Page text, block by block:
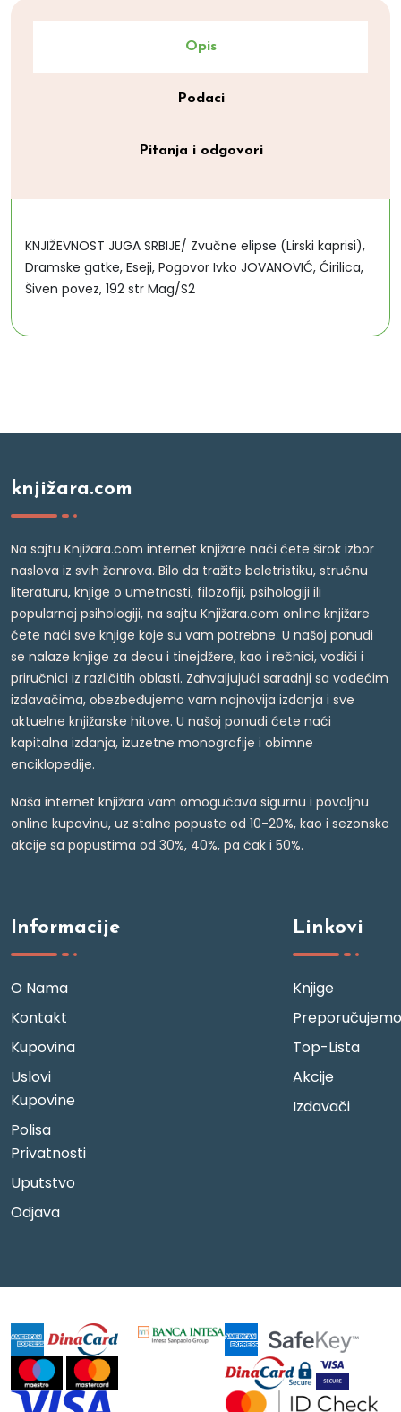
Opis
Podaci
Pitanja i odgovori
KNJIŽEVNOST JUGA SRBIJE/ Zvučne elipse (Lirski kaprisi),
Dramske gatke, Eseji, Pogovor Ivko JOVANOVIĆ, Ćirilica,
Šiven povez, 192 str Mag/S2
knjižara.com
Na sajtu Knjižara.com internet knjižare naći ćete širok izbor
naslova iz svih žanrova. Bilo da tražite beletristiku, stručnu
literaturu, knjige o umetnosti, filozofiji, psihologiji ili
popularnoj psihologiji, na sajtu Knjižara.com online knjižare
ćete naći sve knjige koje su vam potrebne. U našoj ponudi
se nalaze knjige za decu i tinejdžere, kao i rečnici, vodiči i
priručnici iz različitih oblasti. Zahvaljujući saradnji sa vodećim
izdavačima, obezbeđujemo vam najnovija izdanja i sve
aktuelne knjižarske hitove. U našoj ponudi ćete naći
kapitalna izdanja, izuzetne monografije i obimne
enciklopedije.
Naša internet knjižara vam omogućava sigurnu i povoljnu
online kupovinu, uz stalne popuste od 10-20%, kao i sezonske
akcije sa popustima od 30%, 40%, pa čak i 50%.
Informacije
O Nama
Kontakt
Kupovina
Uslovi
Kupovine
Polisa
Privatnosti
Uputstvo
Odjava
Linkovi
Knjige
Preporučujemo
Top-Lista
Akcije
Izdavači